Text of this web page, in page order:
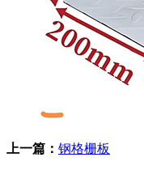
上一篇： 钢格栅板